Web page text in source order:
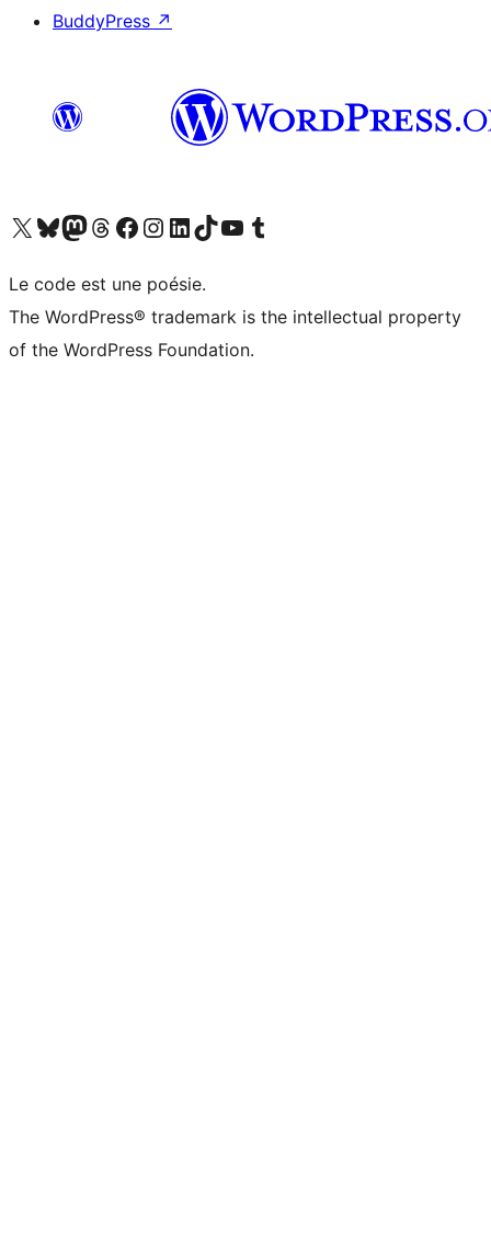
BuddyPress ↗
Visit our X (formerly Twitter) account
Visitez notre compte Bluesky
Visit our Mastodon account
Visitez notre compte Threads
Visit our Facebook page
Visit our Instagram account
Visit our LinkedIn account
Visitez notre compte TikTok
Visit our YouTube channel
Visitez notre compte Tumblr
Le code est une poésie.
The WordPress® trademark is the intellectual property
of the WordPress Foundation.